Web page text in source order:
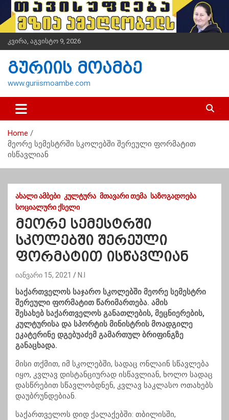
i
t
n
კვირა, აგვისტო 9, 2026
გურიის მოამბე
www.guriismoambe.com
Home
მეორე სემესტრში სკოლებში შერეული ფორმატით
ისწავლიან
ᲐᲮᲐᲚᲘ ᲐᲛᲑᲔᲑᲘ ᲙᲣᲚᲢᲣᲠᲐ ᲛᲗᲐᲕᲐᲠᲘ ᲗᲔᲛᲐ ᲡᲐᲖᲝᲒᲐᲓᲝᲔᲑᲐ
ᲡᲝᲪᲘᲐᲚᲣᲠᲘ ᲥᲡᲔᲚᲘ
მეორე სემესტრში
სკოლებში შერეული
ფორმატით ისწავლიან
იანვარი 15, 2021 N.I
საქართველოს საჯარო სკოლებში მეორე სემესტრი
შერეული ფორმატით წარიმართება. ამის
შესახებ საქართველოს განათლების, მეცნიერების,
კულტურისა და სპორტის მინისტრის მოადგილე
ეკატერინე დგებუაძემ გამართულ ბრიფინგზე
განაცხადა.
მისი თქმით, იმ სკოლებში, სადაც ონლაინ სწავლება
იყო, კვლავ დისტანციურად ისწავლიან, ხოლო სადაც
დასწრებით სწავლობდნენ, კვლავ საკლასო ოთახებს
დაუბრუნდებიან.
საქართველოს დიდ ქალაქებში: თბილისში,